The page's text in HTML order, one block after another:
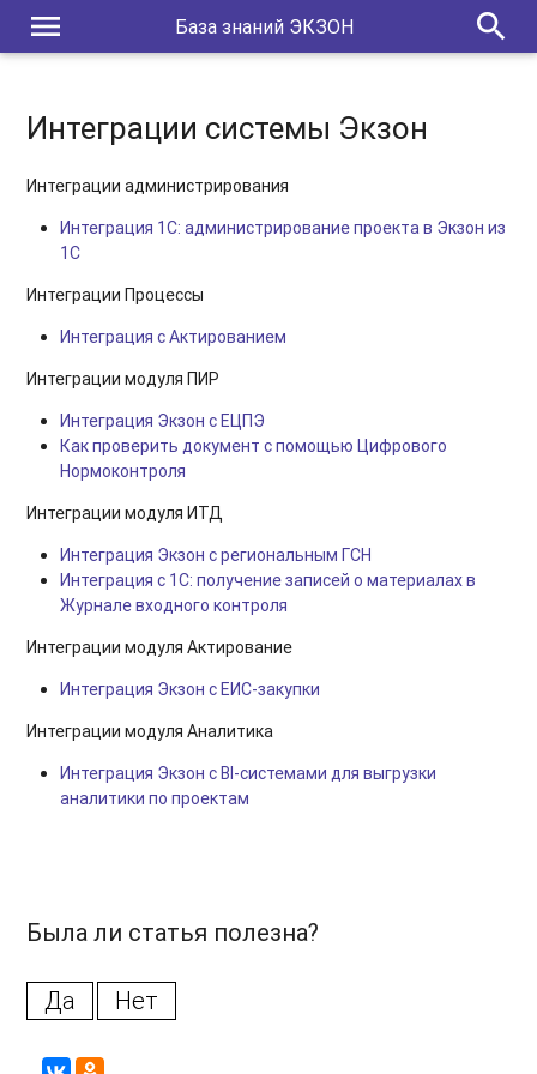
menu База знаний ЭКЗОН search
Интеграции системы Экзон
Интеграции администрирования
Интеграция 1С: администрирование проекта в Экзон из
1С
Интеграции Процессы
Интеграция с Актированием
Интеграции модуля ПИР
Интеграция Экзон с ЕЦПЭ
Как проверить документ с помощью Цифрового
Нормоконтроля
Интеграции модуля ИТД
Интеграция Экзон с региональным ГСН
Интеграция с 1С: получение записей о материалах в
Журнале входного контроля
Интеграции модуля Актирование
Интеграция Экзон с ЕИС-закупки
Интеграции модуля Аналитика
Интеграция Экзон с BI-системами для выгрузки
аналитики по проектам
Была ли статья полезна?
Да Нет